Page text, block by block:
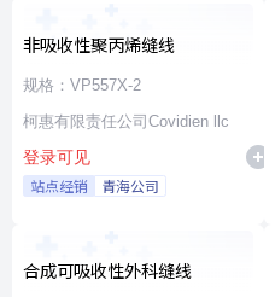
非吸收性聚丙烯缝线
规格：VP557X-2
柯惠有限责任公司Covidien llc
登录可见
站点经销 青海公司
合成可吸收性外科缝线